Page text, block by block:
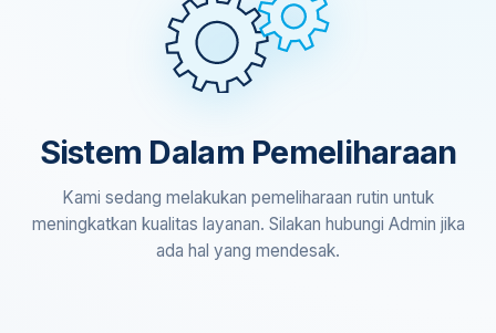
Sistem Dalam Pemeliharaan
Kami sedang melakukan pemeliharaan rutin untuk
meningkatkan kualitas layanan. Silakan hubungi Admin jika
ada hal yang mendesak.